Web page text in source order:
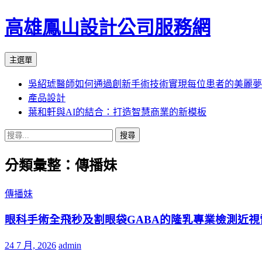
高雄鳳山設計公司服務網
搜
主選單
內
容
吳紹琥醫師如何通過創新手術技術實現每位患者的美麗
產品設計
葉和軒與AI的結合：打造智慧商業的新模板
搜
關
字:
分類彙整：傳播妹
傳播妹
眼科手術全飛秒及割眼袋GABA的隆乳專業檢測近
24 7 月, 2026 admin